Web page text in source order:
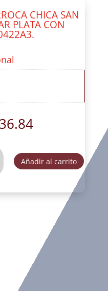
CHICA SAN
PLATA CON
Añadir al carrito